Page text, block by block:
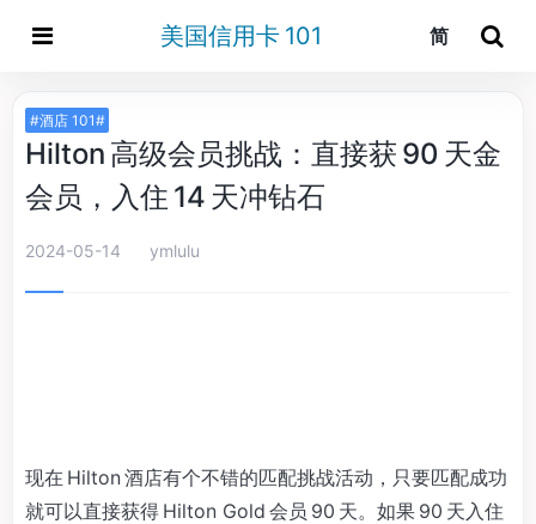
美国信用卡 101 简
#酒店 101#
Hilton 高级会员挑战：直接获 90 天金
会员，入住 14 天冲钻石
2024-05-14 ymlulu
现在 Hilton 酒店有个不错的匹配挑战活动，只要匹配成功
就可以直接获得 Hilton Gold 会员 90 天。如果 90 天入住